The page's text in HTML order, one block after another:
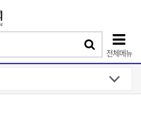
색
전체메뉴